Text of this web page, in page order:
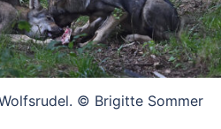
© Brigitte Sommer